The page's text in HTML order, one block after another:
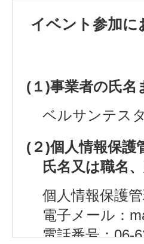
イベント参加に
(１)事業者の氏名
ベルサンテス
(２)個人情報保護
氏名又は職名
個人情報保護
電子メール：
電話番号：06-